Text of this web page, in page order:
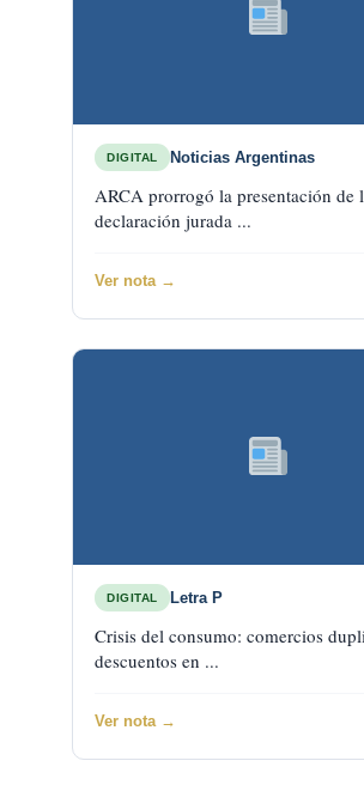
DIGITAL Noticias Argentinas
ARCA prorrogó la presentación de
declaración jurada ...
Ver nota →
DIGITAL Letra P
Crisis del consumo: comercios
descuentos en ...
Ver nota →